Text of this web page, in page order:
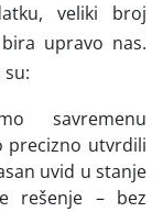
veliki broj
upravo nas.
savremenu
precizno utvrdili
uvid u stanje
rešenje – bez